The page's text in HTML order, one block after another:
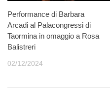
Performance di Barbara
Arcadi al Palacongressi di
Taormina in omaggio a Rosa
Balistreri
02/12/2024